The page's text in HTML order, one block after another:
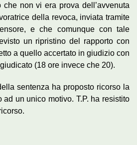
che non vi era prova dell’avvenuta
della revoca, inviata tramite
e che comunque con tale
un ripristino del rapporto con
a quello accertato in giudizio con
(18 ore invece che 20).
sentenza ha proposto ricorso la
ad un unico motivo. T.P. ha resistito